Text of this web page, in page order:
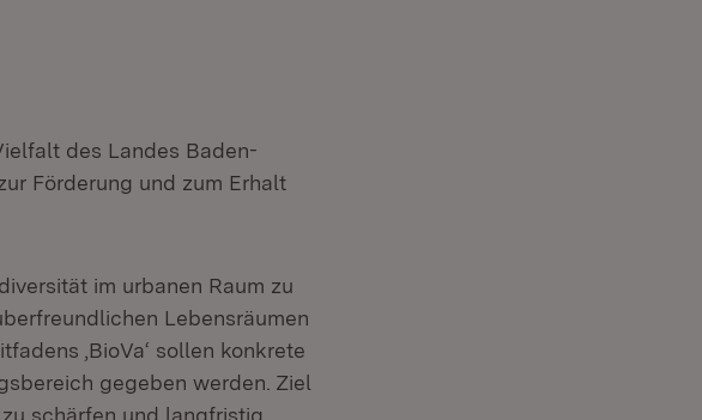
des Landes Baden-
Förderung und zum Erhalt
im urbanen Raum zu
Lebensräumen
‚BioVa‘ sollen konkrete
gegeben werden. Ziel
schärfen und langfristig